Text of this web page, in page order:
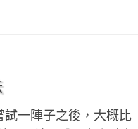
試一陣子之後，大概比